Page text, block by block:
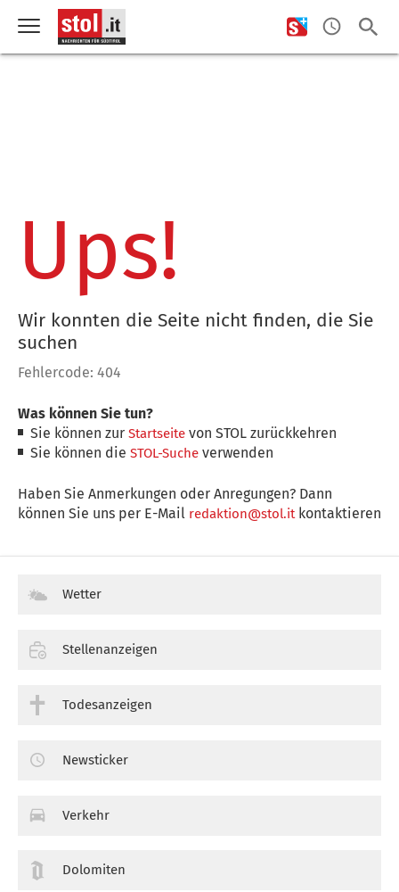
Ups!
Wir konnten die Seite nicht finden, die Sie
suchen
Fehlercode: 404
Was können Sie tun?
Sie können zurStartseite von STOL zurückkehren
Sie können dieSTOL-Suche verwenden
Haben Sie Anmerkungen oder Anregungen? Dann
können Sie uns per E-Mail redaktion@stol.itkontaktieren
Wetter
Stellenanzeigen
Todesanzeigen
Newsticker
Verkehr
Dolomiten